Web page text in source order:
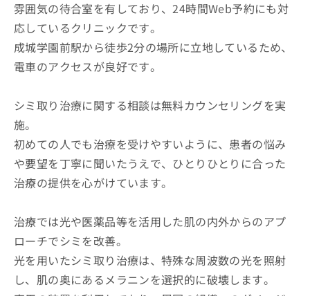
雰囲気の待合室を有しており、24時間Web予約にも対
応しているクリニックです。
成城学園前駅から徒歩2分の場所に立地しているため、
電車のアクセスが良好です。
シミ取り治療に関する相談は無料カウンセリングを実
施。
初めての人でも治療を受けやすいように、患者の悩み
や要望を丁寧に聞いたうえで、ひとりひとりに合った
治療の提供を心がけています。
治療では光や医薬品等を活用した肌の内外からのアプ
ローチでシミを改善。
光を用いたシミ取り治療は、特殊な周波数の光を照射
し、肌の奥にあるメラニンを選択的に破壊します。